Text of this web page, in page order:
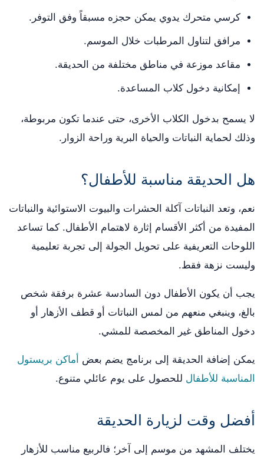
كرسي متحرك يدوي يمكن حجزه مسبقاً وفق التوفر.
مرافق لتناول المرطبات خلال الموسم.
مقاعد موزعة في مناطق مختلفة من الحديقة.
إمكانية دخول كلاب المساعدة.
لا يسمح بدخول الكلاب الأخرى، حتى عندما تكون مربوطة،
وذلك لحماية النباتات والحياة البرية وراحة الزوار.
هل الحديقة مناسبة للأطفال؟
نعم، وتعد النباتات آكلة الحشرات والبيوت الاستوائية والنباتات
المفيدة من أكثر الأقسام إثارة لاهتمام الأطفال. كما تساعد
اللوحات التعريفية على تحويل الجولة إلى تجربة تعليمية
وليست نزهة فقط.
يجب أن يكون الأطفال دون السادسة عشرة برفقة شخص
بالغ، وينبغي منعهم من لمس النباتات أو قطف الأزهار أو
دخول المناطق غير المخصصة للمشي.
يمكن إضافة الحديقة إلى برنامج يضم بعض
أماكن بريستول
المناسبة للأطفال للحصول على يوم عائلي متنوع.
أفضل وقت لزيارة الحديقة
يختلف المشهد من موسم إلى آخر؛ فالربيع مناسب للأزهار